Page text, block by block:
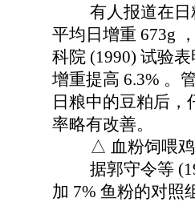
有人报道在日粮
平均日增重 673g
科院 (1990) 试验
增重提高 6.3% 。
日粮中的豆粕后，
率略有改善。
△ 血粉饲喂鸡
据郭守令等
加 7% 鱼粉的对照